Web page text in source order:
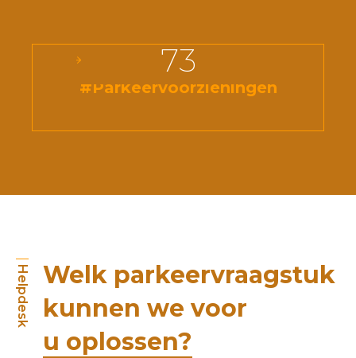
#Parkeervoorzieningen
73
Helpdesk Welk parkeervraagstuk
kunnen we voor
u oplossen?